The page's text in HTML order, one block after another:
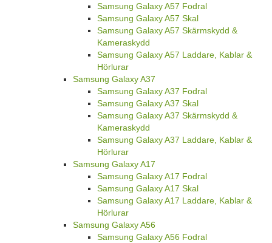
Samsung Galaxy A57 Fodral
Samsung Galaxy A57 Skal
Samsung Galaxy A57 Skärmskydd &
Kameraskydd
Samsung Galaxy A57 Laddare, Kablar &
Hörlurar
Samsung Galaxy A37
Samsung Galaxy A37 Fodral
Samsung Galaxy A37 Skal
Samsung Galaxy A37 Skärmskydd &
Kameraskydd
Samsung Galaxy A37 Laddare, Kablar &
Hörlurar
Samsung Galaxy A17
Samsung Galaxy A17 Fodral
Samsung Galaxy A17 Skal
Samsung Galaxy A17 Laddare, Kablar &
Hörlurar
Samsung Galaxy A56
Samsung Galaxy A56 Fodral